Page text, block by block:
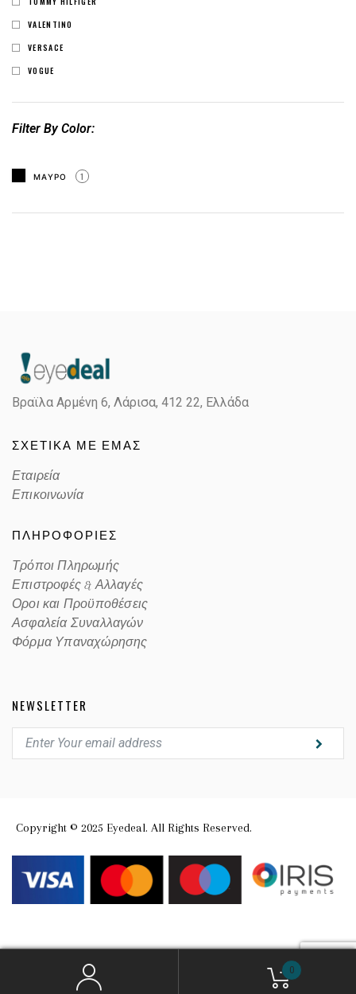
VALENTINO
VERSACE
VOGUE
Filter By Color
ΜΑΥΡΟ 1
Βραϊλα Αρμένη 6, Λάρισα, 412 22, Ελλάδα
ΣΧΕΤΙΚΑ ΜΕ ΕΜΑΣ
Εταιρεία
Επικοινωνία
ΠΛΗΡΟΦΟΡΙΕΣ
Τρόποι Πληρωμής
Επιστροφές & Αλλαγές
Οροι και Προϋποθέσεις
Ασφαλεία Συναλλαγών
Φόρμα Υπαναχώρησης
NEWSLETTER
Copyright © 2025 Eyedeal. All Rights Reserved.
0